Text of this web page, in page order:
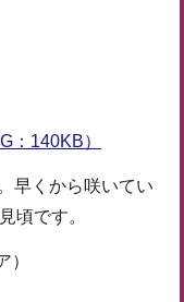
：140KB）
早くから咲いてい
頃です。
）